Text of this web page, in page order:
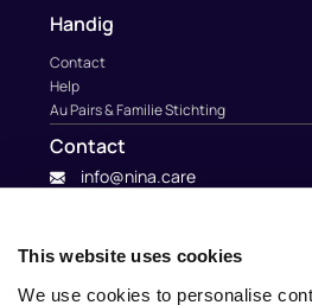
This website uses cookies
We use cookies to personalise
Handig
Contact
Help
Au Pairs & Familie Stichting
Contact
info@nina.care